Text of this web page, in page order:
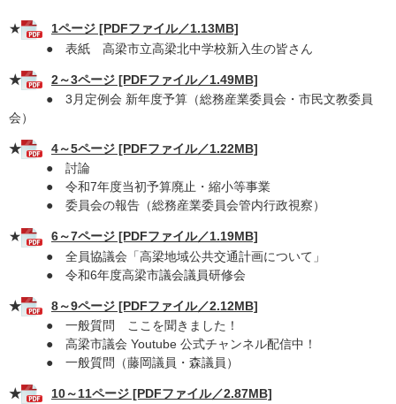
★
1ページ [PDFファイル／1.13MB]
● 表紙 高梁市立高梁北中学校新入生の皆さん
★
2～3ページ [PDFファイル／1.49MB]
● 3月定例会 新年度予算（総務産業委員会・市民文教委員
会）
★
4～5ページ [PDFファイル／1.22MB]
● 討論
● 令和7年度当初予算廃止・縮小等事業
● 委員会の報告（総務産業委員会管内行政視察）
★
6～7ページ [PDFファイル／1.19MB]
● 全員協議会「高梁地域公共交通計画について」
● 令和6年度高梁市議会議員研修会
★
8～9ページ [PDFファイル／2.12MB]
● 一般質問 ここを聞きました！
​ ● 高梁市議会 Youtube 公式チャンネル配信中！​​
● 一般質問（藤岡議員・森議員）
★
10～11ページ [PDFファイル／2.87MB]